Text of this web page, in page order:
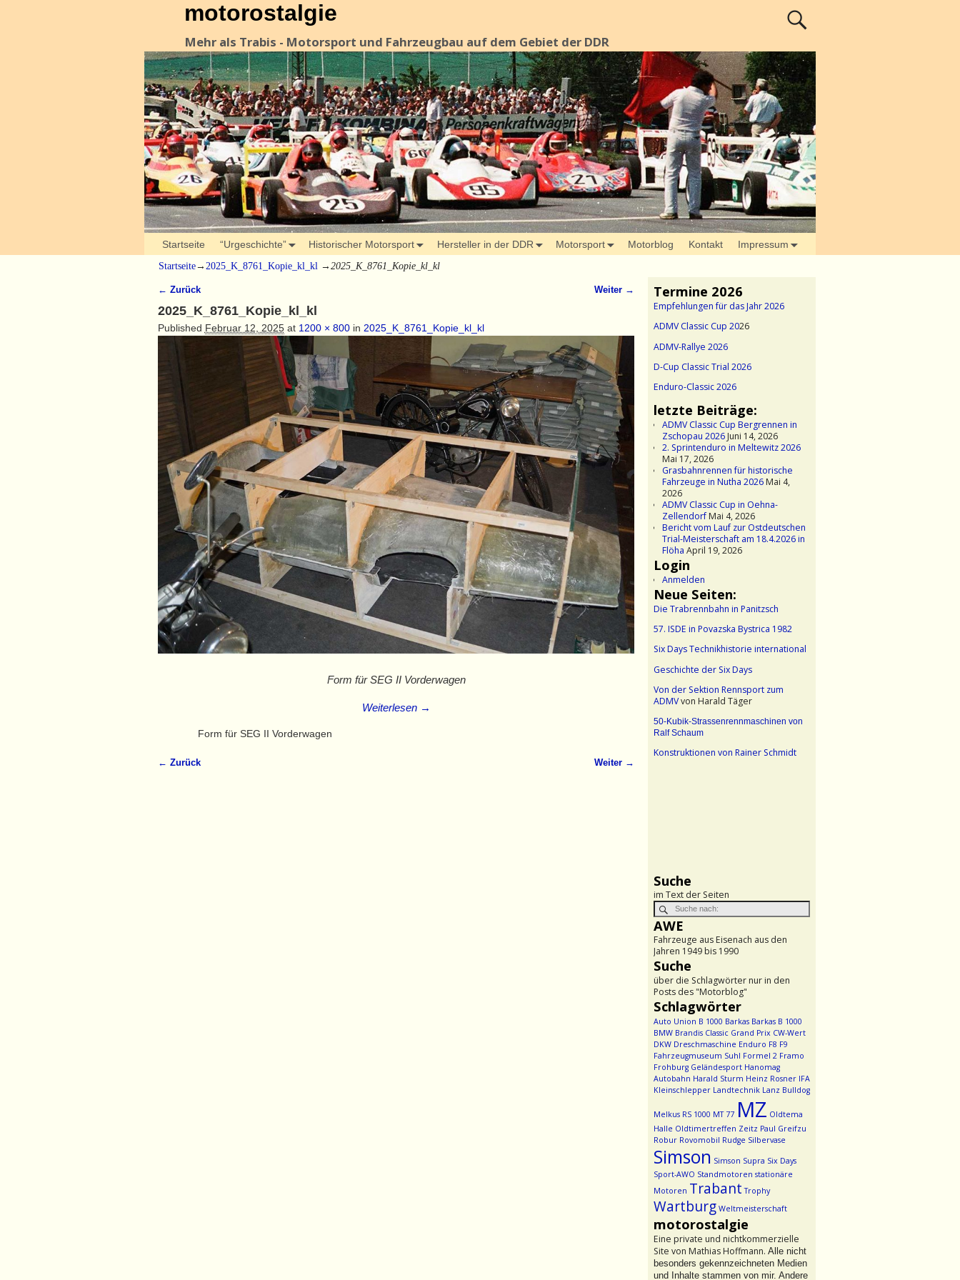
motorostalgie
Mehr als Trabis - Motorsport und Fahrzeugbau auf dem Gebiet der DDR
Startseite “Urgeschichte” Historischer Motorsport Hersteller in der DDR Motorsport Motorblog Kontakt Impressum
Startseite→ 2025_K_8761_Kopie_kl_kl → 2025_K_8761_Kopie_kl_kl
← Zurück Weiter →
2025_K_8761_Kopie_kl_kl
Published Februar 12, 2025at 1200 × 800in 2025_K_8761_Kopie_kl_kl
Form für SEG II Vorderwagen
Weiterlesen →
Form für SEG II Vorderwagen
← Zurück Weiter →
Termine 2026
Empfehlungen für das Jahr 2026
ADMV Classic Cup 2026
ADMV-Rallye 2026
D-Cup Classic Trial 2026
Enduro-Classic 2026
letzte Beiträge:
ADMV Classic Cup Bergrennen in
Zschopau 2026Juni 14, 2026
2. Sprintenduro in Meltewitz 2026
Mai 17, 2026
Grasbahnrennen für historische
Fahrzeuge in Nutha 2026Mai 4,
2026
ADMV Classic Cup in Oehna-
ZellendorfMai 4, 2026
Bericht vom Lauf zur Ostdeutschen
Trial-Meisterschaft am 18.4.2026 in
Flöha April 19, 2026
Login
Anmelden
Neue Seiten:
Die Trabrennbahn in Panitzsch
57. ISDE in Povazska Bystrica 1982
Six Days Technikhistorie international
Geschichte der Six Days
Von der Sektion Rennsport zum
ADMVvon Harald Täger
50-Kubik-Strassenrennmaschinen von
Ralf Schaum
Konstruktionen von Rainer Schmidt
Suche
im Text der Seiten
AWE
Fahrzeuge aus Eisenach aus den
Jahren 1949 bis 1990
Suche
über die Schlagwörter nur in den
Posts des "Motorblog"
Schlagwörter
Auto Union B 1000 Barkas Barkas B 1000
BMW Brandis Classic Grand Prix CW-Wert
DKW Dreschmaschine Enduro F8 F9
Fahrzeugmuseum Suhl Formel 2 Framo
Frohburg Geländesport Hanomag
Autobahn Harald Sturm Heinz Rosner IFA
Kleinschlepper Landtechnik Lanz Bulldog
Melkus RS 1000 MT 77 MZ Oldtema
Halle Oldtimertreffen Zeitz Paul Greifzu
Robur Rovomobil Rudge Silbervase
Simson Simson Supra Six Days
Sport-AWO Standmotoren stationäre
Motoren Trabant Trophy
Wartburg Weltmeisterschaft
motorostalgie
Eine private und nichtkommerzielle
Site von Mathias Hoffmann. Alle nicht
besonders gekennzeichneten Medien
und Inhalte stammen von mir. Andere